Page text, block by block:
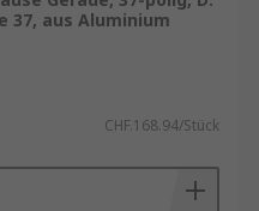
37, aus Aluminium
CHF.168.94/Stück